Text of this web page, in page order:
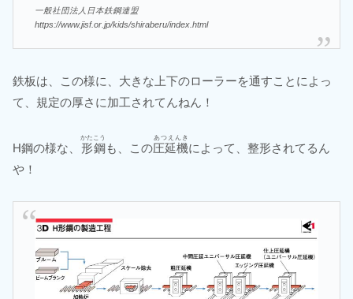
一般社団法人日本鉄鋼連盟
https://www.jisf.or.jp/kids/shiraberu/index.html
鉄板は、この様に、大きな上下のローラーを通すことによっ
て、規定の厚さに加工されてんねん！
H鋼の様な、 形鋼
かたこう
も、この圧延機
あつえんき
によって、整形されてるん
や！